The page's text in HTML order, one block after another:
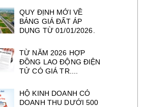
QUY ĐỊNH MỚI VỀ
BẢNG GIÁ ĐẤT ÁP
DỤNG TỪ 01/01/2026.
TỪ NĂM 2026 HỢP
ĐỒNG LAO ĐỘNG ĐIỆN
TỬ CÓ GIÁ TR....
HỘ KINH DOANH CÓ
DOANH THU DƯỚI 500